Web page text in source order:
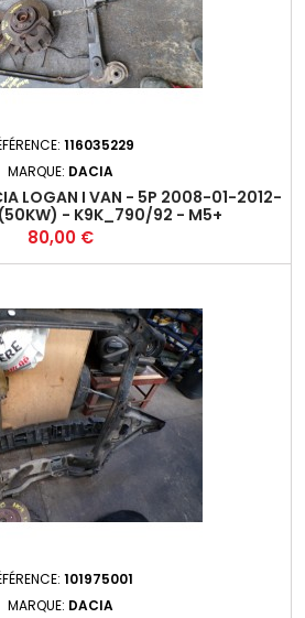
116035229
MARQUE: DACIA
LOGAN I VAN - 5P 2008-01-2012-
- K9K_790/92 - M5+
Prix
80,00 €
101975001
MARQUE: DACIA